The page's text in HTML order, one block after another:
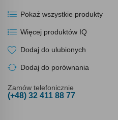
Pokaż wszystkie produkty
Więcej produktów IQ
Dodaj do ulubionych
Dodaj do porównania
Zamów telefonicznie
(+48) 32 411 88 77